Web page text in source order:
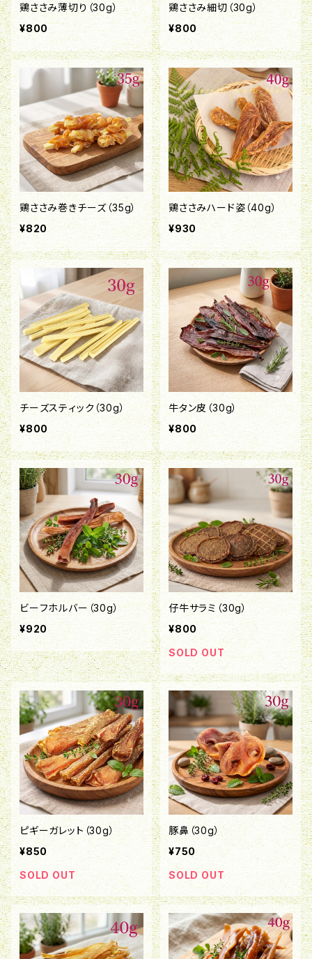
鶏ささみ薄切り（30g）
¥800
鶏ささみ細切（30g）
¥800
鶏ささみ巻きチーズ（35g）
¥820
鶏ささみハード姿（40g）
¥930
チーズスティック（30g）
¥800
牛タン皮（30g）
¥800
ビーフホルバー（30g）
¥920
仔牛サラミ（30g）
¥800
SOLD OUT
ピギーガレット（30g）
¥850
SOLD OUT
豚鼻（30g）
¥750
SOLD OUT